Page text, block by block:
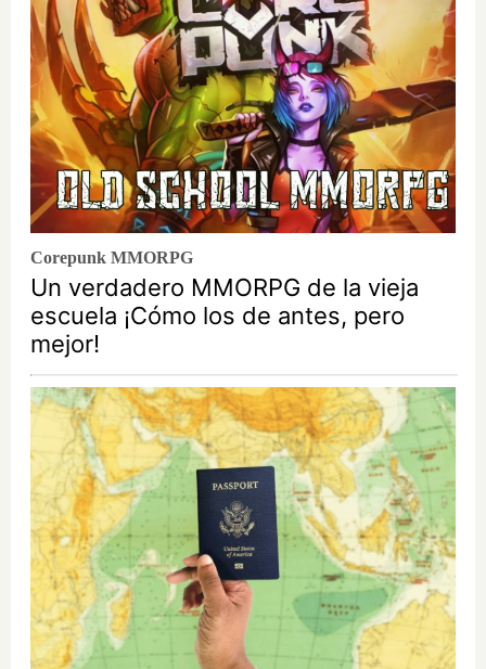
Corepunk MMORPG
Un verdadero MMORPG de la vieja
escuela ¡Cómo los de antes, pero
mejor!